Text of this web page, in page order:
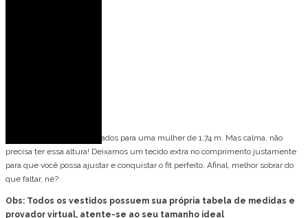
Nossos modelos são pensados para uma mulher de 1,74 m. Mas calma, não
precisa ter essa altura! Deixamos um tecido extra no comprimento justamente
para que você possa ajustar e conquistar o fit perfeito. Afinal, melhor sobrar do
que faltar, né?
Obs: Todos os vestidos possuem sua própria tabela de medidas e
provador virtual, atente-se ao seu tamanho ideal